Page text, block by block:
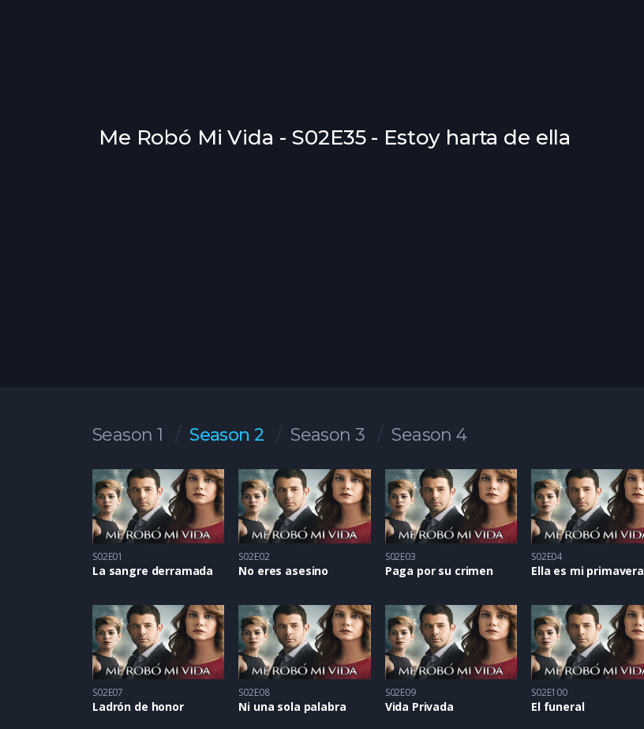
Me Robó Mi Vida - S02E35 - Estoy harta de ella
Season 1 Season 2 Season 3 Season 4
S02E01
La sangre derramada
S02E02
No eres asesino
S02E03
Paga por su crimen
S02E04
Ella es mi primavera
S02E07
Ladrón de honor
S02E08
Ni una sola palabra
S02E09
Vida Privada
S02E100
El funeral